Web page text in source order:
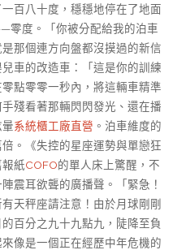
百八十度，穩穩地停在了地面
零度。「你被分配給我的泊車
那個連方向盤都沒摸過的新信
車的改造車：「這是你的訓練
點零零一秒內，將這輛車精準
殘看著那輛閃閃發光、還在播
系統櫃工廠直營 。泊車維度的
。《失控的星座運勢與單戀狂
紙COFO的單人床上驚醒，不
震耳欲聾的廣播聲。「緊急！
天秤座請注意！由於月球剛剛
百分之九十九點九，陡降至負
像是一個正在經歷中年危機的